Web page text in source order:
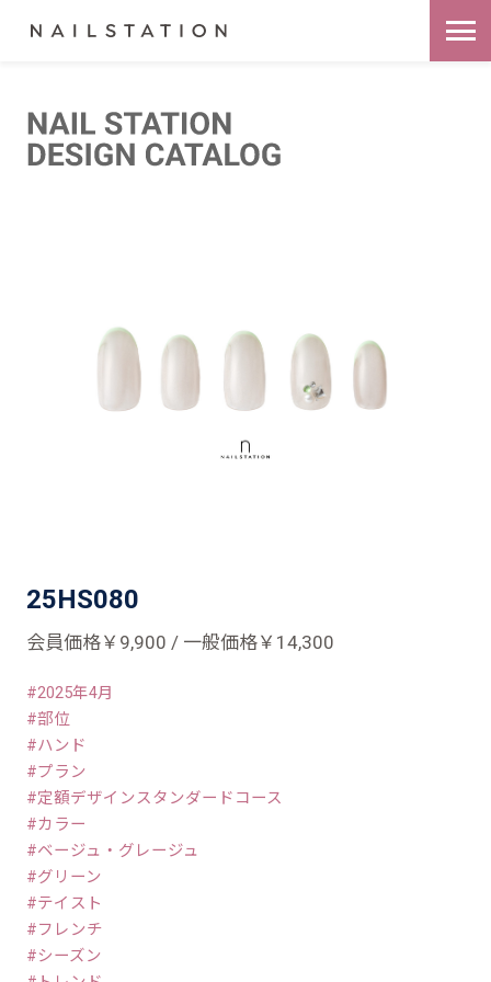
25HS080
会員価格￥9,900 / 一般価格￥14,300
2025年4月
部位
ハンド
プラン
定額デザインスタンダードコース
カラー
ベージュ・グレージュ
グリーン
テイスト
フレンチ
シーズン